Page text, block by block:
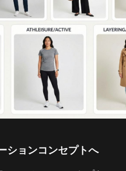
ションコンセプトへ